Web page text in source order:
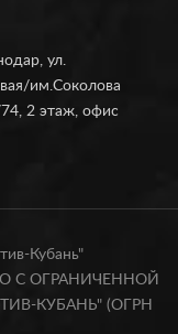
ул.
им.Соколова
2 этаж, офис
Кубань"
С ОГРАНИЧЕННОЙ
КУБАНЬ" (ОГРН